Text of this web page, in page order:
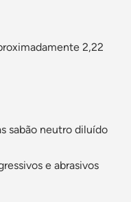
2,22
sabão neutro diluído
e abrasivos